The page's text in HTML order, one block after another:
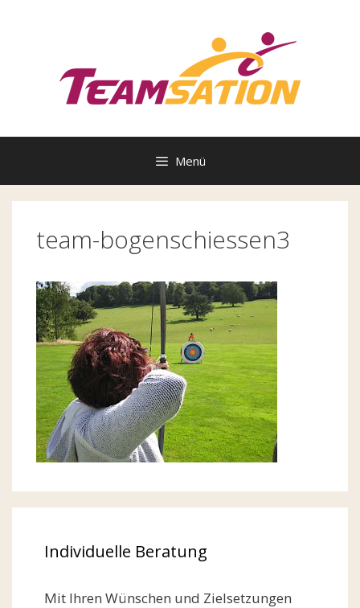
Menü
team-bogenschiessen3
Individuelle Beratung
Mit Ihren Wünschen und Zielsetzungen